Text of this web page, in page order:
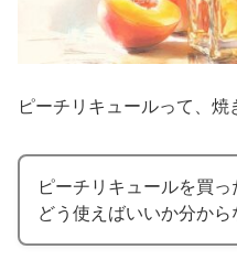
ピーチリキュールって、焼
ピーチリキュールを買っ
どう使えばいいか分から